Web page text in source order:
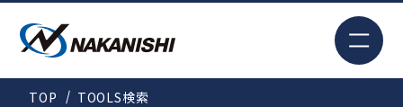
TOP TOOLS検索